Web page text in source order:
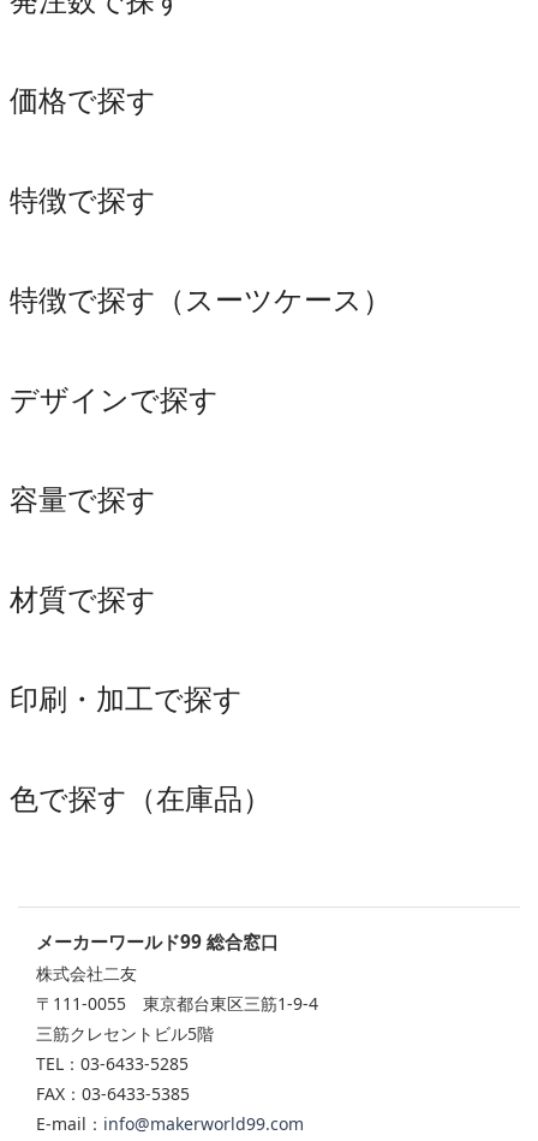
価格で探す
特徴で探す
特徴で探す（スーツケース）
デザインで探す
容量で探す
材質で探す
印刷・加工で探す
色で探す（在庫品）
メーカーワールド99 総合窓口
株式会社二友
〒111-0055 東京都台東区三筋1-9-4
三筋クレセントビル5階
TEL：03-6433-5285
FAX：03-6433-5385
E-mail： info@makerworld99.com